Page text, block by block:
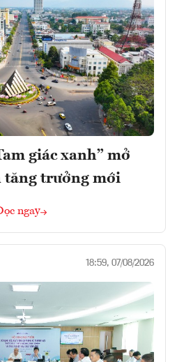
giác xanh” mở
tăng trưởng mới
ngay
18:59, 07/08/2026